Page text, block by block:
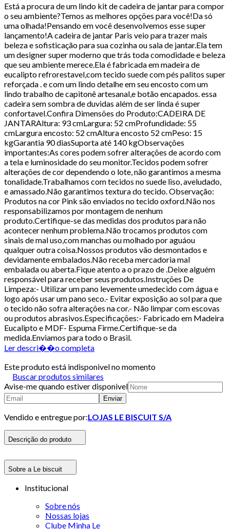
Está a procura de um lindo kit de cadeira de jantar para compor
o seu ambiente?Temos as melhores opções para você!Da só
uma olhada!Pensando em você desenvolvemos esse super
lançamento!A cadeira de jantar Paris veio para trazer mais
beleza e sofisticação para sua cozinha ou sala de jantar.Ela tem
um designer super moderno que trás toda comodidade e beleza
que seu ambiente merece.Ela é fabricada em madeira de
eucalipto refrorestavel,com tecido suede com pés palitos super
reforçada . e com um lindo detalhe em seu encosto com um
lindo trabalho de capitonê artesanal,e botão encapados. essa
cadeira sem sombra de duvidas além de ser linda é super
confortavel.Confira Dimensões do Produto:CADEIRA DE
JANTARAltura: 93 cmLargura: 52 cmProfundidade: 55
cmLargura encosto: 52 cmAltura encosto 52 cmPeso: 15
kgGarantia 90 diasSuporta até 140 kgObservações
importantes:As cores podem sofrer alterações de acordo com
a tela e luminosidade do seu monitor.Tecidos podem sofrer
alterações de cor dependendo o lote, não garantimos a mesma
tonalidade.Trabalhamos com tecidos no suede liso, aveludado,
e amassado.Não garantimos textura do tecido. Observação:
Produtos na cor Pink são enviados no tecido oxford.Não nos
responsabilizamos por montagem de nenhum
produto.Certifique-se das medidas dos produtos para não
acontecer nenhum problema.Não trocamos produtos com
sinais de mal uso,com manchas ou molhado por aguáou
qualquer outra coisa.Nossos produtos vão desmontados e
devidamente embalados.Não receba mercadoria mal
embalada ou aberta.Fique atento a o prazo de .Deixe alguém
responsável para receber seus produtos.Instruções De
Limpeza:- Utilizar um pano levemente umedecido com água e
logo após usar um pano seco.- Evitar exposição ao sol para que
o tecido não sofra alterações na cor.- Não limpar com escovas
ou produtos abrasivos.Especificações:- Fabricado em Madeira
Eucalipto e MDF- Espuma Firme.Certifique-se da
medida.Enviamos para todo o Brasil.
Ler descri��o completa
Este produto está indisponivel no momento
Buscar produtos similares
Avise-me quando estiver disponivel
Enviar
Vendido e entregue por:LOJAS LE BISCUIT S/A
Descrição do produto
Sobre a Le biscuit
Institucional
Sobre nós
Nossas lojas
Clube Minha Le